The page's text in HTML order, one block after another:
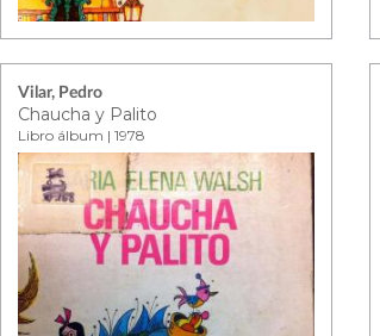
Vilar, Pedro
Chaucha y Palito
Libro álbum | 1978